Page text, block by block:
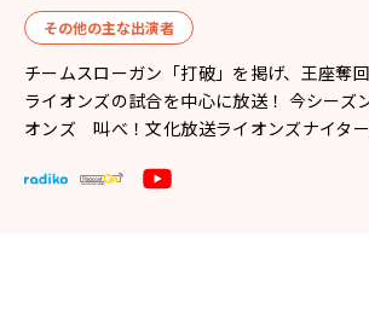
その他の主な出演者
チームスローガン「打破」を掲げ、王座奪
ライオンズの試合を中心に放送！ 今シーズ
オンズ 叫べ！文化放送ライオンズナイタ